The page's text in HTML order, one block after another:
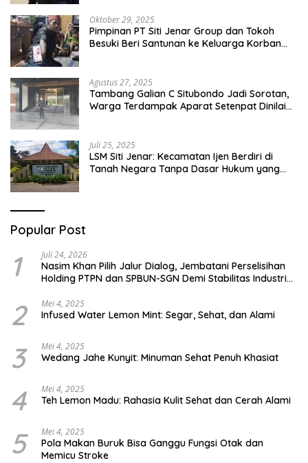
Oktober 29, 2025
Pimpinan PT Siti Jenar Group dan Tokoh
Besuki Beri Santunan ke Keluarga Korban
Agustus 27, 2025
Tambang Galian C Situbondo Jadi Sorotan,
Warga Terdampak Aparat Setenpat Dinilai
Juli 25, 2025
LSM Siti Jenar: Kecamatan Ijen Berdiri di
Tanah Negara Tanpa Dasar Hukum yang
Popular Post
1 Juli 24, 2026
Nasim Khan Pilih Jalur Dialog, Jembatani Perselisihan
Holding PTPN dan SPBUN-SGN Demi Stabilitas Industri
2 Mei 4, 2025
Infused Water Lemon Mint: Segar, Sehat, dan Alami
3 Mei 4, 2025
Wedang Jahe Kunyit: Minuman Sehat Penuh Khasiat
4 Mei 4, 2025
Teh Lemon Madu: Rahasia Kulit Sehat dan Cerah Alami
5 Mei 4, 2025
Pola Makan Buruk Bisa Ganggu Fungsi Otak dan
Memicu Stroke